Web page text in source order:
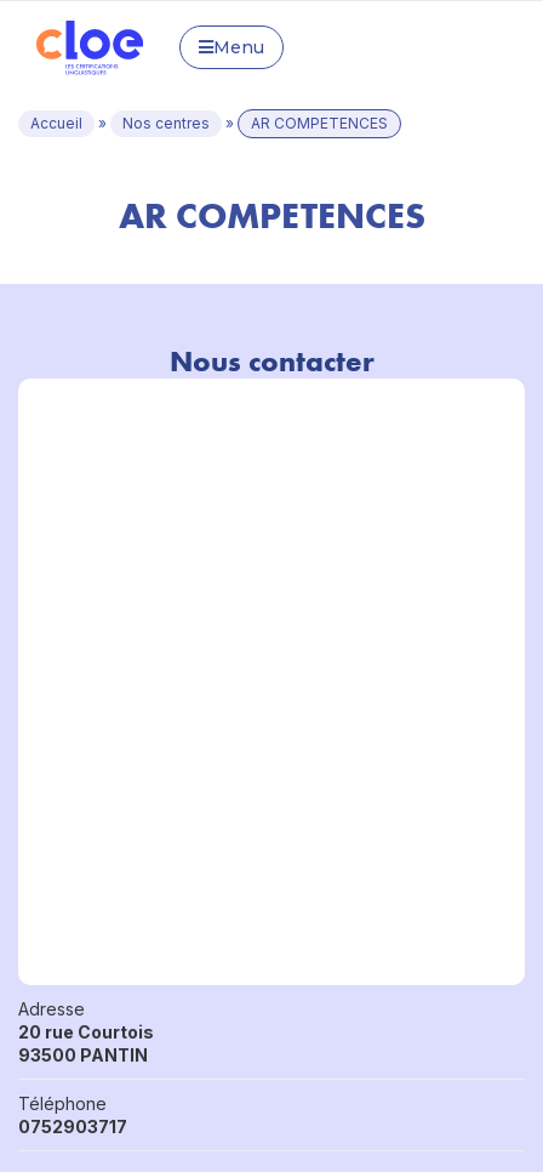
Menu
Accueil » Nos centres » AR COMPETENCES
AR COMPETENCES
Nous contacter
Adresse
20 rue Courtois
93500 PANTIN
Téléphone
0752903717